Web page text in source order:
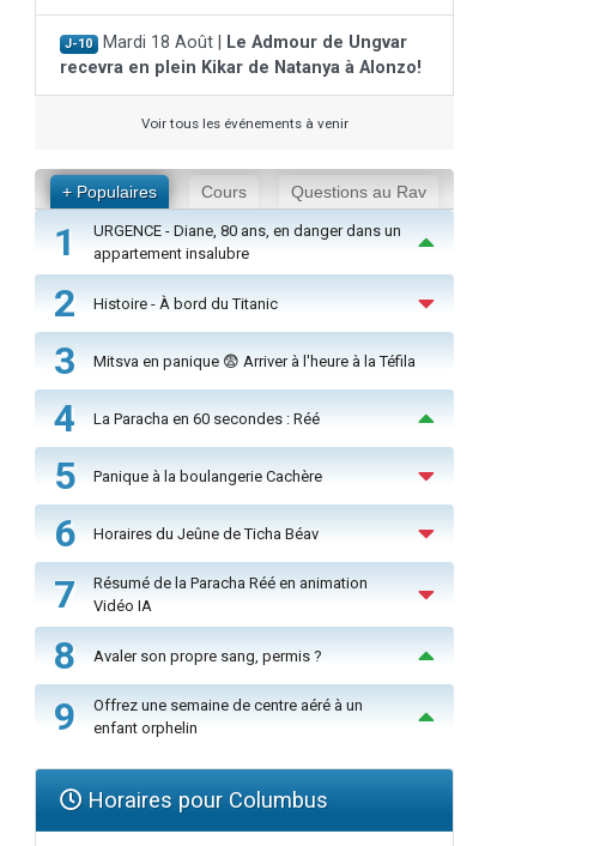
J-10 Mardi 18 Août |
Le Admour de Ungvar
recevra en plein Kikar de Natanya à Alonzo!
Voir tous les événements à venir
+ Populaires Cours Questions au Rav
1
URGENCE - Diane, 80 ans, en danger dans un
appartement insalubre
2 Histoire - À bord du Titanic
3 Mitsva en panique 😨 Arriver à l'heure à la Téfila
4 La Paracha en 60 secondes : Réé
5 Panique à la boulangerie Cachère
6 Horaires du Jeûne de Ticha Béav
7
Résumé de la Paracha Réé en animation
Vidéo IA
8 Avaler son propre sang, permis ?
9
Offrez une semaine de centre aéré à un
enfant orphelin
Horaires pour Columbus